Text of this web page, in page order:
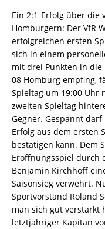
Ein 2:1-Erfolg über die
Homburgern: Der VfR
erfolgreichen ersten
sich in einem
mit drei Punkten in die
08 Homburg empfing,
Spieltag um 19:00 Uhr
zweiten Spieltag
Gegner. Gespannt
Erfolg aus dem ersten
bestätigen kann. Dem
Eröffnungsspiel durch
Benjamin Kirchhoff
Saisonsieg verwehrt.
Sportvorstand Roland
man sich gut verstärkt
letztjähriger Kapitän